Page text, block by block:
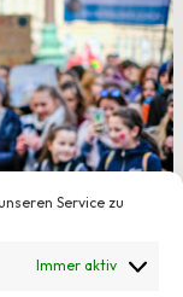
Service zu
Immer aktiv